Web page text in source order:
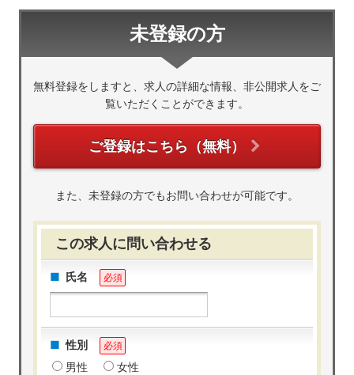
未登録の方
無料登録をしますと、求人の詳細な情報、非公開求人をご
覧いただくことができます。
ご登録はこちら（無料）
また、未登録の方でもお問い合わせが可能です。
この求人に問い合わせる
氏名 必須
性別 必須
男性 女性